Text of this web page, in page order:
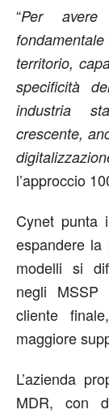
“Per
territorio,
specificità
industria
crescente,
l’approccio
Cynet punta
espandere
modelli si
negli MSSP
cliente
maggiore
L’azienda
MDR, con